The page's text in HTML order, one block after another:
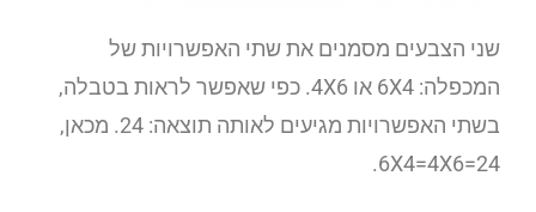
שני הצבעים מסמנים את שתי האפשרויות של
המכפלה: 6X4 או 4X6. כפי שאפשר לראות בטבלה,
בשתי האפשרויות מגיעים לאותה תוצאה: 24. מכאן,
6X4=4X6=24.